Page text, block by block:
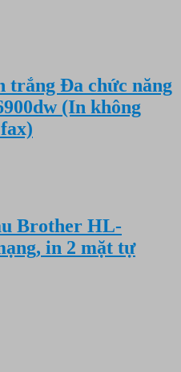
₫.
trắng Đa chức năng
(In không
₫.
Brother HL-
in 2 mặt tự